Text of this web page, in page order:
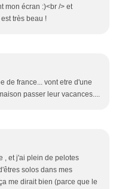
mon écran :)<br /> et
très beau !
de france... vont etre d'une
passer leur vacances....
, et j'ai plein de pelotes
solos dans mes
me dirait bien (parce que le